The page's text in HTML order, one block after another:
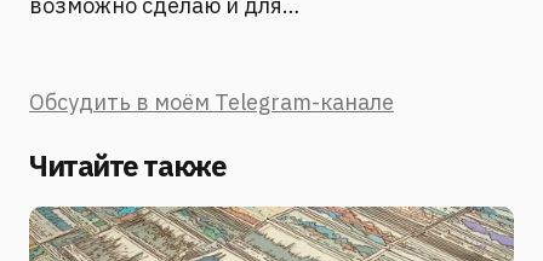
Обсудить в моём Telegram-канале
Читайте также